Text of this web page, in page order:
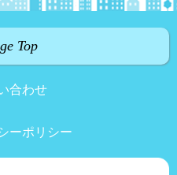
Top
合わせ
ーポリシー